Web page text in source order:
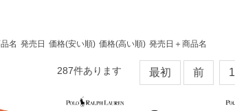
名 発売日 価格(安い順) 価格(高い順) 発売日＋商品名
287件あります 最初 前 1